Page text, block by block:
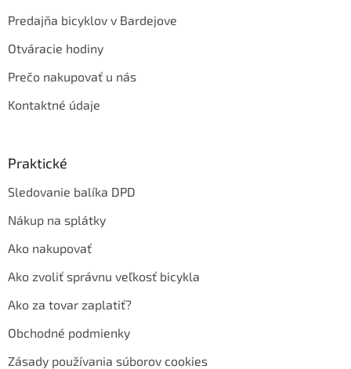
Predajňa bicyklov v Bardejove
Otváracie hodiny
Prečo nakupovať u nás
Kontaktné údaje
Praktické
Sledovanie balíka DPD
Nákup na splátky
Ako nakupovať
Ako zvoliť správnu veľkosť bicykla
Ako za tovar zaplatiť?
Obchodné podmienky
Zásady používania súborov cookies